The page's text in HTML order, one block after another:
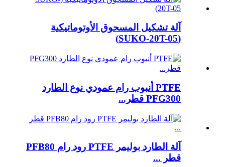
آلة تشكيل المسحوق الأوتوماتيكية
(SUKO-20T-05)
PTFE أنبوب رام عمودي نوع الطارد
PFG300 قطر...
آلة الطارد بوليمر PTFE رود رام PFB80
قطر ...